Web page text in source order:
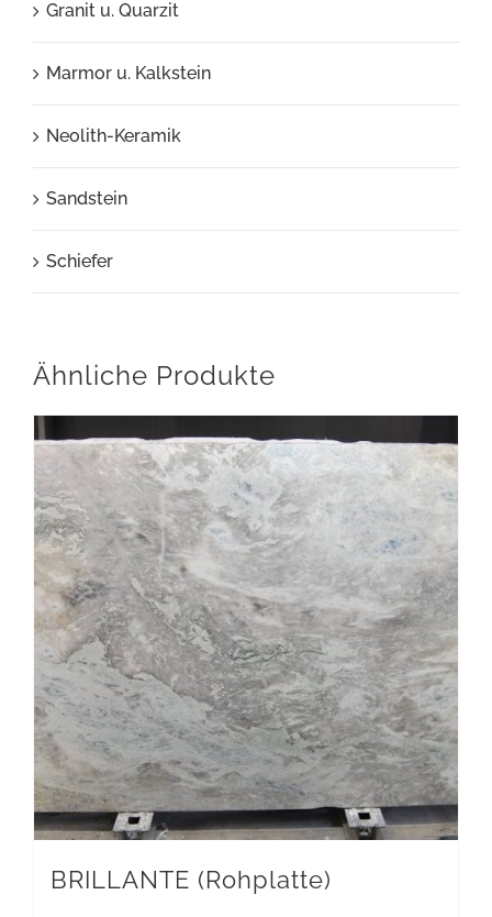
Granit u. Quarzit
Marmor u. Kalkstein
Neolith-Keramik
Sandstein
Schiefer
Ähnliche Produkte
BRILLANTE (Rohplatte)